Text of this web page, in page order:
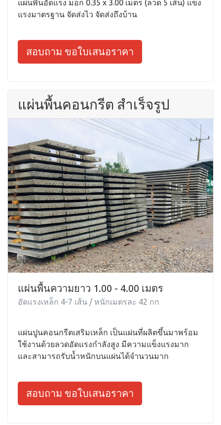
แผ่นพื้นอัดแรง มอก 0.35 x 3.00 เมตร (ลวด 5 เส้น) แข็ง
แรงมาตรฐาน จัดส่งไว จัดส่งถึงบ้าน
สอบถาม ขอใบเสนอราคา
แผ่นพื้นคอนกรีต สำเร็จรูป
แผ่นพื้นความยาว 1.00 - 4.00 เมตร
อัดแรงเหล็ก 4-7 เส้น / หนักเมตรละ 42 กก
แผ่นปูนคอนกรีตเสริมเหล็ก เป็นแผ่นที่ผลิตขึ้นมาพร้อม
ใช้งานด้วยลวดอัดแรงกำลังสูง มีความแข็งแรงมาก
และสามารถรับน้ำหนักบนแผ่นได้จำนวนมาก
สอบถาม ขอใบเสนอราคา